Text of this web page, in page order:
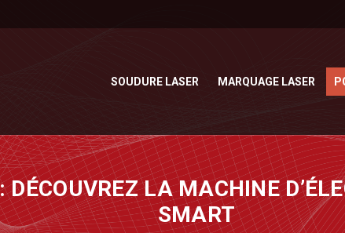
SOUDURE LASER MARQUAGE LASER
LA MACHINE
SMART